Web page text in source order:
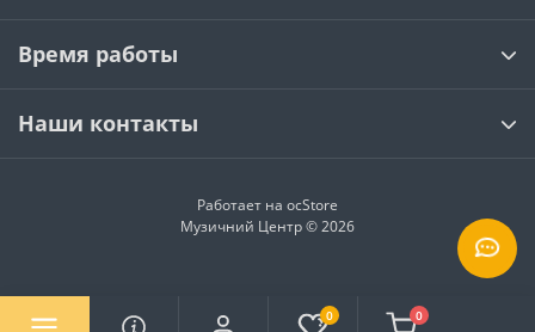
0 0
Время работы
Наши контакты
Работает на ocStore
Музичний Центр © 2026